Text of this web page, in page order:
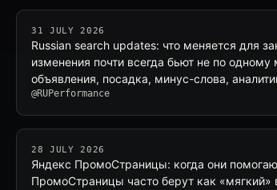
31 JULY 2026
Russian search updates: что меняется для
изменения почти всегда бьют не по
объявления, посадка, минус-слова,
@RUPerformance
28 JULY 2026
Яндекс ПромоСтраницы: когда они
ПромоСтраницы часто берут как